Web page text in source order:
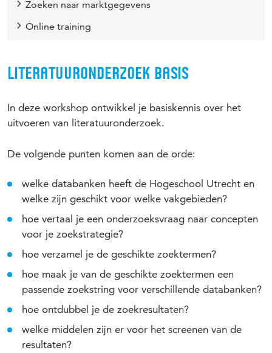
Zoeken naar marktgegevens
Online training
LITERATUURONDERZOEK BASIS
In deze workshop ontwikkel je basiskennis over het
uitvoeren van literatuuronderzoek.
De volgende punten komen aan de orde:
welke databanken heeft de Hogeschool Utrecht en
welke zijn geschikt voor welke vakgebieden?
hoe vertaal je een onderzoeksvraag naar concepten
voor je zoekstrategie?
hoe verzamel je de geschikte zoektermen?
hoe maak je van de geschikte zoektermen een
passende zoekstring voor verschillende databanken?
hoe ontdubbel je de zoekresultaten?
welke middelen zijn er voor het screenen van de
resultaten?